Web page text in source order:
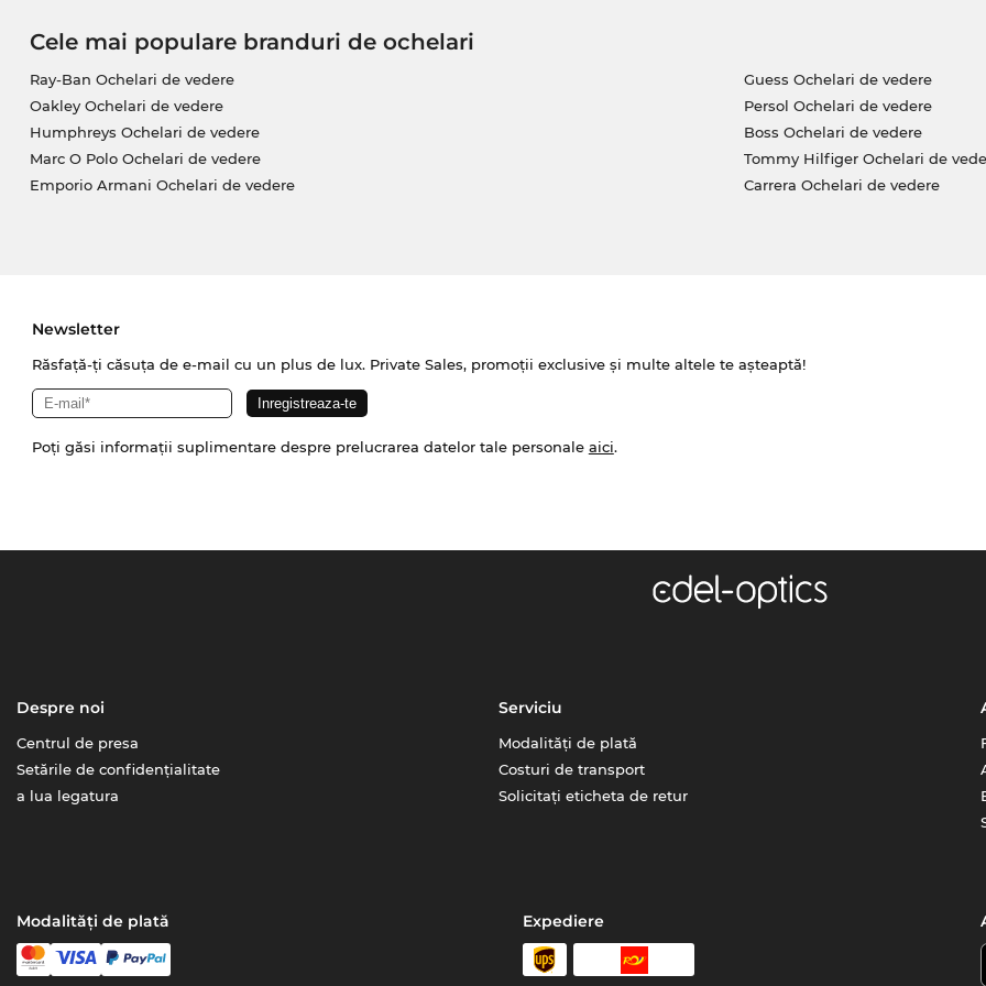
Cele mai populare branduri de ochelari
Ray-Ban Ochelari de vedere
Oakley Ochelari de vedere
Humphreys Ochelari de vedere
Marc O Polo Ochelari de vedere
Emporio Armani Ochelari de vedere
Guess Ochelari de vedere
Persol Ochelari de vedere
Boss Ochelari de vedere
Tommy Hilfiger Ochelari de
Carrera Ochelari de vedere
Newsletter
Răsfață-ți căsuța de e-mail cu un plus de lux. Private Sales, promoții exclusive și multe altele te așteaptă!
Poți găsi informații suplimentare despre prelucrarea datelor tale personale aici.
Despre noi
Centrul de presa
Setările de confidențialitate
a lua legatura
Serviciu
Modalități de plată
Costuri de transport
Solicitați eticheta de retur
Modalități de plată Expediere